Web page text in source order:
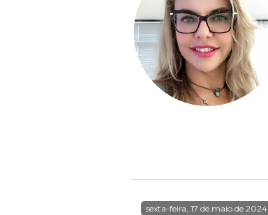
sexta-feira, 17 de maio de 2024